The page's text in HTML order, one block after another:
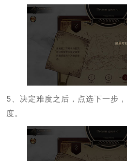
5、决定难度之后，点选下一步
度。